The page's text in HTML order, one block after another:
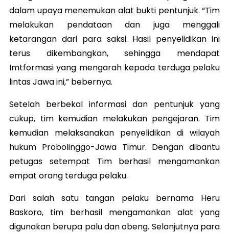
dalam upaya menemukan alat bukti pentunjuk. “Tim
melakukan pendataan dan juga menggali
ketarangan dari para saksi. Hasil penyelidikan ini
terus dikembangkan, sehingga mendapat
Imtformasi yang mengarah kepada terduga pelaku
lintas Jawa ini,” bebernya.
Setelah berbekal informasi dan pentunjuk yang
cukup, tim kemudian melakukan pengejaran. Tim
kemudian melaksanakan penyelidikan di wilayah
hukum Probolinggo-Jawa Timur. Dengan dibantu
petugas setempat Tim berhasil mengamankan
empat orang terduga pelaku.
Dari salah satu tangan pelaku bernama Heru
Baskoro, tim berhasil mengamankan alat yang
digunakan berupa palu dan obeng. Selanjutnya para